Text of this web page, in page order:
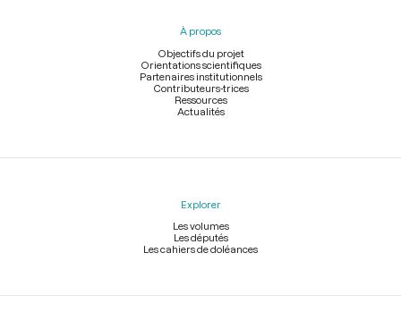
À propos
Objectifs du projet
Orientations scientifiques
Partenaires institutionnels
Contributeurs-trices
Ressources
Actualités
Explorer
Les volumes
Les députés
Les cahiers de doléances